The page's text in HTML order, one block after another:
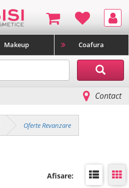
Makeup Coafura
Contact
Oferte Revanzare
Afisare: